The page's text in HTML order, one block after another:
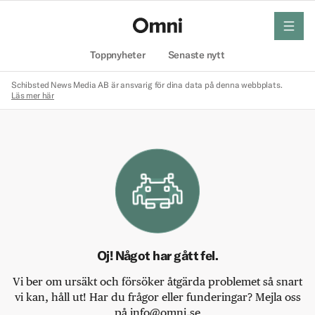
Toppnyheter Senaste nytt
meny
Schibsted News Media AB är ansvarig för dina data på denna webbplats.
Läs mer här
Oj! Något har gått fel.
Vi ber om ursäkt och försöker åtgärda problemet så snart
vi kan, håll ut! Har du frågor eller funderingar? Mejla oss